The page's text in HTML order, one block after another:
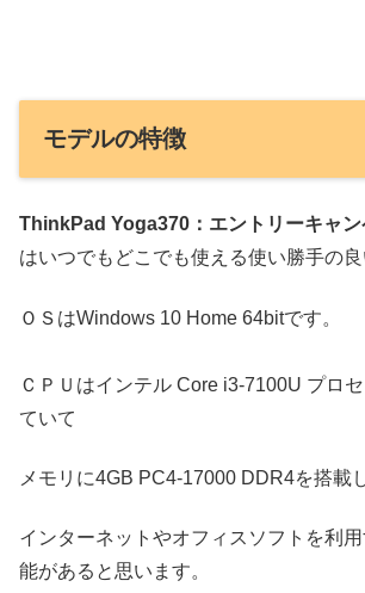
モデルの特徴
ThinkPad Yoga370：エントリーキャ
はいつでもどこでも使える使い勝手の良
ＯＳはWindows 10 Home 64bitです。
ＣＰＵはインテル Core i3-7100U プロ
ていて
メモリに4GB PC4-17000 DDR4を搭載
インターネットやオフィスソフトを利
能があると思います。